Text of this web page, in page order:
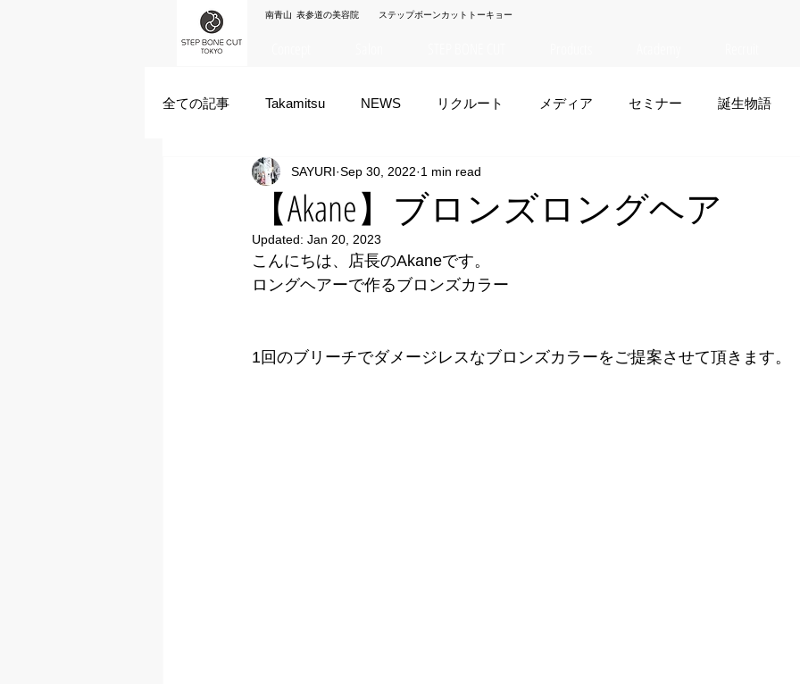
南青山 表参道の美容院 ステップボーンカットトーキョー
全ての記事 Takamitsu NEWS リクルート メディア セミナー 誕生物語
Akane Kanda HAYATO 夏菜 TAISEI
ズシヒロヤ 竹原拓摩
【Akane】ブロンズロングヘア
SAYURI Sep 30, 2022 1 min read
Updated: Jan 20, 2023
こんにちは、店長のAkaneです。
ロングヘアーで作るブロンズカラー
1回のブリーチでダメージレスなブロンズカラーをご提案させて頂きます。